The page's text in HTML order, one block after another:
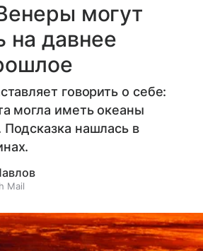
могут
на давнее
говорить о себе:
могла иметь океаны
нашлась в
Mail